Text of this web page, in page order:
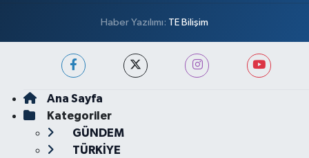
Haber Yazılımı: TE Bilişim
Ana Sayfa
Kategoriler
GÜNDEM
TÜRKİYE